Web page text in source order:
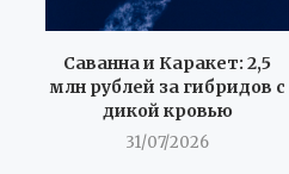
Саванна и Каракет: 2,5
млн рублей за гибридов с
дикой кровью
31/07/2026